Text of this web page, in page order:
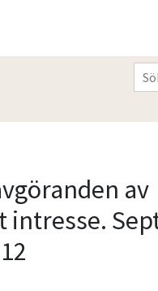
av
intresse.